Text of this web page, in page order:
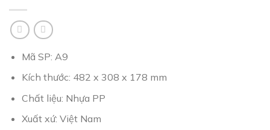
Mã SP: A9
Kích thước: 482 x 308 x 178 mm
Chất liệu: Nhựa PP
Xuất xứ: Việt Nam